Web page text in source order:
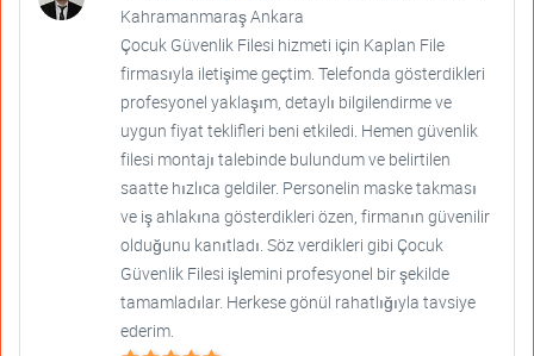
Kahramanmaraş Ankara
Çocuk Güvenlik Filesi hizmeti için Kaplan File
firmasıyla iletişime geçtim. Telefonda gösterdikleri
profesyonel yaklaşım, detaylı bilgilendirme ve
uygun fiyat teklifleri beni etkiledi. Hemen güvenlik
filesi montajı talebinde bulundum ve belirtilen
saatte hızlıca geldiler. Personelin maske takması
ve iş ahlakına gösterdikleri özen, firmanın güvenilir
olduğunu kanıtladı. Söz verdikleri gibi Çocuk
Güvenlik Filesi işlemini profesyonel bir şekilde
tamamladılar. Herkese gönül rahatlığıyla tavsiye
ederim.